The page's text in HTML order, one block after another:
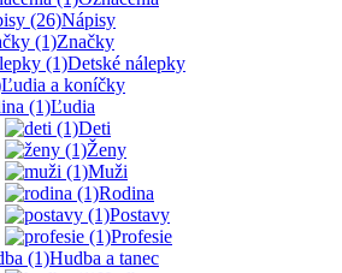
Nápisy
Značky
Detské nálepky
Ľudia a koníčky
Ľudia
Deti
Ženy
Muži
Rodina
Postavy
Profesie
Hudba a tanec